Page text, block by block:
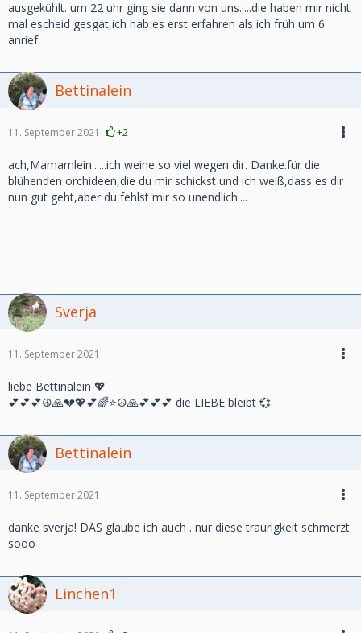
ausgekühlt. um 22 uhr ging sie dann von uns.....die haben mir nicht
mal escheid gesgat,ich hab es erst erfahren als ich früh um 6
anrief.
Bettinalein
11. September 2021 +2
ach,Mamamlein......ich weine so viel wegen dir. Danke.für die
blühenden orchideen,die du mir schickst und ich weiß,dass es dir
nun gut geht,aber du fehlst mir so unendlich....
Sverja
11. September 2021
liebe Bettinalein 💖
💕💕💕☮️🙏💔💖💕🌈⭐☮️🙏💕💕💕 die LIEBE bleibt 💞
Bettinalein
11. September 2021
danke sverja! DAS glaube ich auch . nur diese traurigkeit schmerzt
sooo
Linchen1